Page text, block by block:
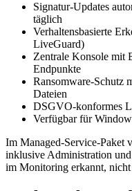
Signatur-Updates
täglich
Verhaltensbasierte
LiveGuard)
Zentrale Konsole mit
Endpunkte
Ransomware-Schutz
Dateien
DSGVO-konformes
Verfügbar für
Im Managed-Service-Paket
inklusive Administration
im Monitoring erkannt, nicht